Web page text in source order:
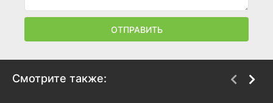
ОТПРАВИТЬ
Смотрите также: